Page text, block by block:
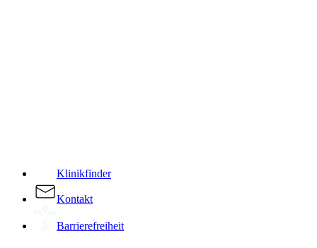
Klinikfinder
Kontakt
Barrierefreiheit